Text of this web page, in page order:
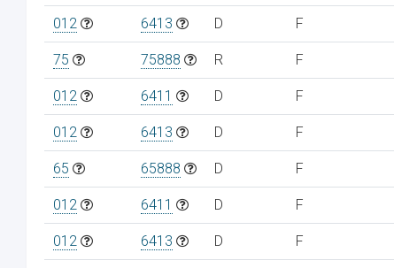
012 6413 D F
75 75888 R F
012 6411 D F
012 6413 D F
65 65888 D F
012 6411 D F
012 6413 D F